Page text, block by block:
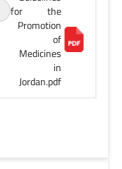
for the
Promotion
of
Medicines
in
Jordan.pdf